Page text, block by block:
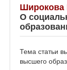
Широкова
О
Тема статьи
высшего